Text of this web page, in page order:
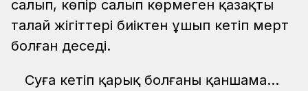
салып, көпір салып көрмеген қазақтың
талай жігіттері биіктен ұшып кетіп мерт
болған деседі.
Суға кетіп қарық болғаны қаншама...